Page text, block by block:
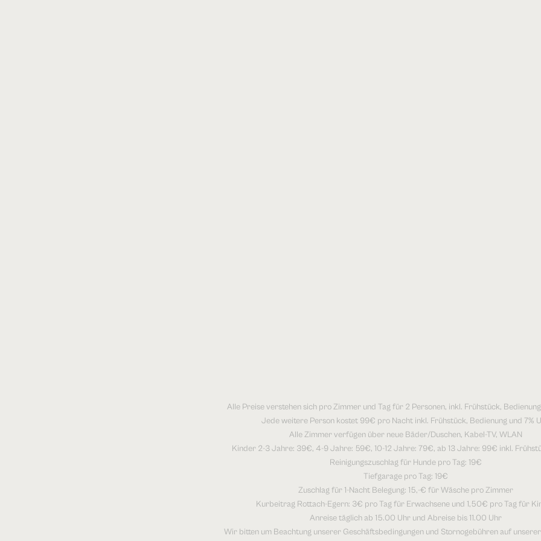
Alle Preise verstehen sich pro Zimmer und Tag für 2 Personen, inkl. Frühstück,
Jede weitere Person kostet 99€ pro Nacht inkl. Frühstück, Bedienung und 7%
Alle Zimmer verfügen über neue Bäder/Duschen, Kabel-TV, WLAN
Kinder 2-3 Jahre: 39€, 4-9 Jahre: 59€, 10-12 Jahre: 79€, ab 13 Jahre: 99€ inkl.
Reinigungszuschlag für Hunde pro Tag: 19€
Tiefgarage pro Tag: 19€
Zuschlag für 1-Nacht Belegung: 15,-€ für Wäsche pro Zimmer
Kurbeitrag Rottach-Egern: 3€ pro Tag für Erwachsene und 1,50€ pro Tag für
Anreise täglich ab 15.00 Uhr und Abreise bis 11.00 Uhr
Wir bitten um Beachtung unserer Geschäftsbedingungen und Stornogebühren auf